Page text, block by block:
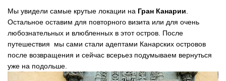
Мы увидели самые крутые локации на Гран Канарии.
Остальное оставим для повторного визита или для очень
любознательных и влюбленных в этот остров. После
путешествия мы сами стали адептами Канарских островов
после возвращения и сейчас всерьез подумываем вернуться
уже на подольше.